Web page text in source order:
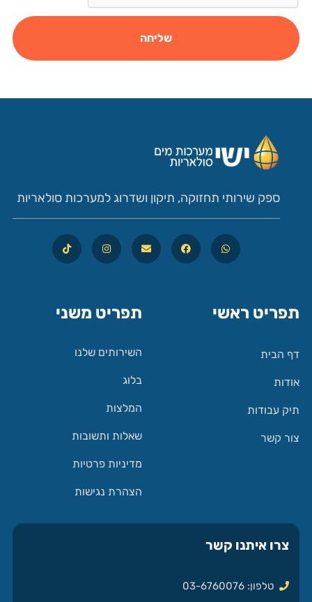
שליחה
ספק שירותי תחזוקה, תיקון ושדרוג למערכות סולאריות
תפריט ראשי
דף הבית
אודות
תיק עבודות
צור קשר
תפריט משני
השירותים שלנו
בלוג
המלצות
שאלות ותשובות
מדיניות פרטיות
הצהרת נגישות
צרו איתנו קשר
טלפון: 03-6760076